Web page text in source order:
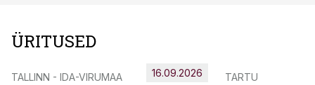
ÜRITUSED
TALLINN - IDA-VIRUMAA 16.09.2026 TARTU